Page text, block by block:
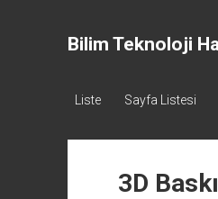
Bilim Teknoloji
Liste Sayfa Listesi
3D